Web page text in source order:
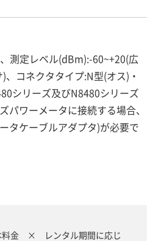
測定レベル(dBm):-60~+20(広
、コネクタタイプ:N型(オス)・
シリーズ及びN8480シリーズ
パワーメータに接続する場合、
タケーブルアダプタ)が必要で
料金 × レンタル期間に応じ